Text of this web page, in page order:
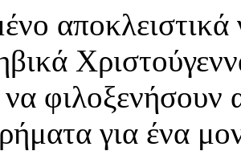
φιλοξενήσουν
για ένα